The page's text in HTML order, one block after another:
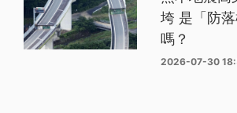
垮 是「防
嗎？
2026-07-30